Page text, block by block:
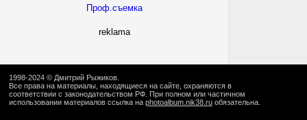
Проф.съемка
reklama
1998-2024 © Дмитрий Рыжиков
Все права на материалы, находящиеся на сайте, охраняются в
соответствии с законодательством РФ. При полном или частичном
использовании материалов ссылка на photoalbum.nik38.ru обязательна.